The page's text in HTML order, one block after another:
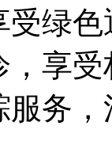
绿
享
务